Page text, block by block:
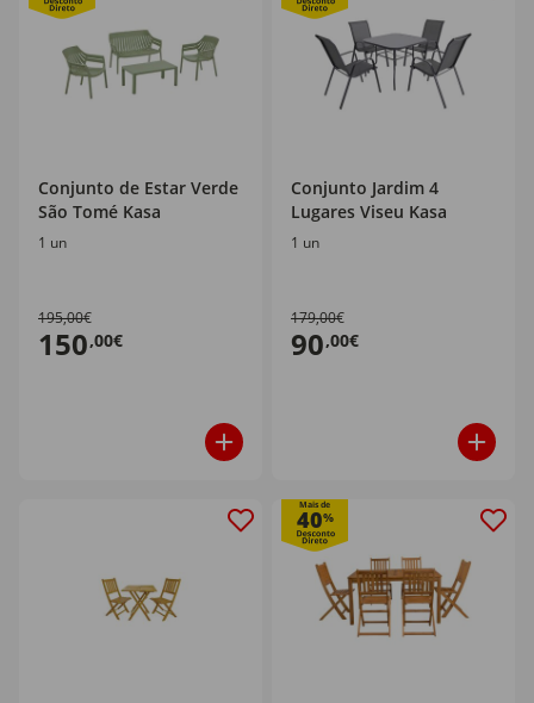
Conjunto de Estar Verde
São Tomé Kasa
1 un
195,00€
150,00€
Conjunto Jardim 4
Lugares Viseu Kasa
1 un
179,00€
90,00€
Mais de
40%